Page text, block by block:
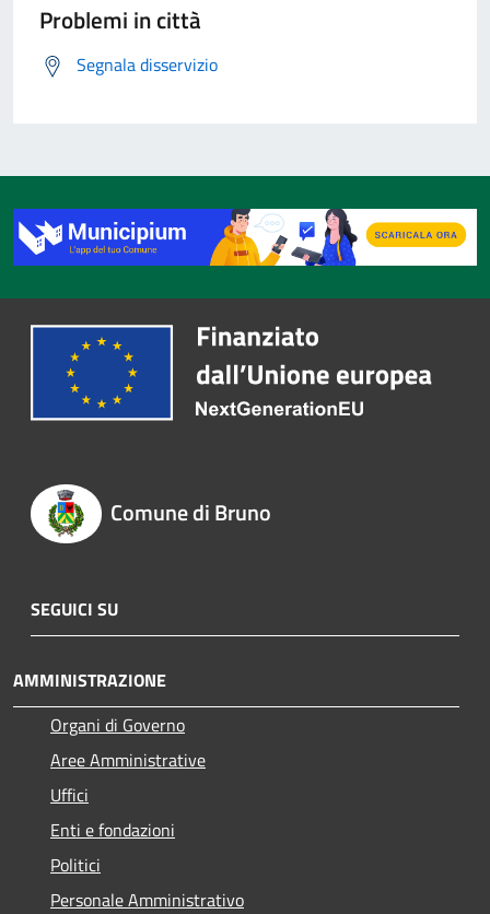
Problemi in città
Segnala disservizio
Comune di Bruno
SEGUICI SU
AMMINISTRAZIONE
Organi di Governo
Aree Amministrative
Uffici
Enti e fondazioni
Politici
Personale Amministrativo